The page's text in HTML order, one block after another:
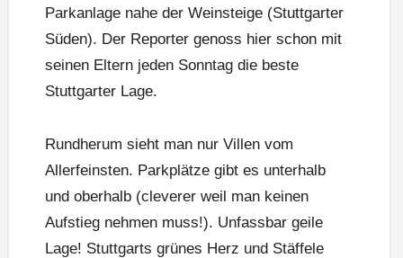
Parkanlage nahe der Weinsteige (Stuttgarter
Süden). Der Reporter genoss hier schon mit
seinen Eltern jeden Sonntag die beste
Stuttgarter Lage.
Rundherum sieht man nur Villen vom
Allerfeinsten. Parkplätze gibt es unterhalb
und oberhalb (cleverer weil man keinen
Aufstieg nehmen muss!). Unfassbar geile
Lage! Stuttgarts grünes Herz und Stäffele